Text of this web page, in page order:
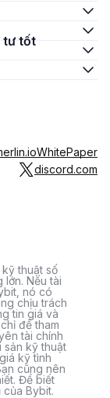
WhitePaper
discord.com
thuật số
lớn. Nếu tài
nó có
chịu trách
tin giá và
để tham
tài chính
sản kỹ thuật
kỹ tình
cũng nên
Để biết
Bybit.